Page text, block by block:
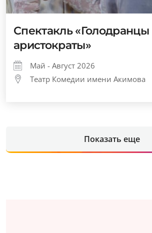
Спектакль «Голодранцы
аристократы»
Май - Август 2026
Театр Комедии имени Акимова
Показать еще